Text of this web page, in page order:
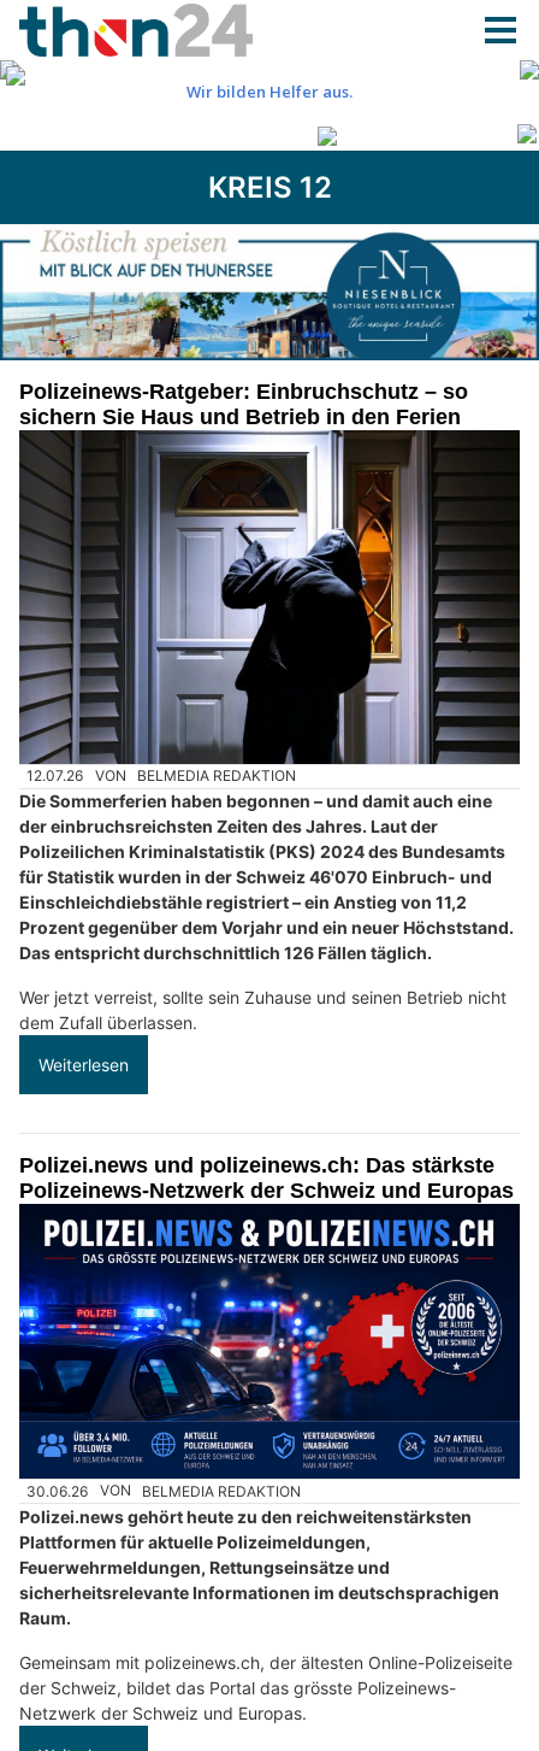
KREIS 12
Polizeinews-Ratgeber: Einbruchschutz – so
sichern Sie Haus und Betrieb in den Ferien
12.07.26 VON BELMEDIA REDAKTION
Die Sommerferien haben begonnen – und damit auch eine
der einbruchsreichsten Zeiten des Jahres. Laut der
Polizeilichen Kriminalstatistik (PKS) 2024 des Bundesamts
für Statistik wurden in der Schweiz 46'070 Einbruch- und
Einschleichdiebstähle registriert – ein Anstieg von 11,2
Prozent gegenüber dem Vorjahr und ein neuer Höchststand.
Das entspricht durchschnittlich 126 Fällen täglich.
Wer jetzt verreist, sollte sein Zuhause und seinen Betrieb nicht
dem Zufall überlassen.
Weiterlesen
Polizei.news und polizeinews.ch: Das stärkste
Polizeinews-Netzwerk der Schweiz und Europas
30.06.26 VON BELMEDIA REDAKTION
Polizei.news gehört heute zu den reichweitenstärksten
Plattformen für aktuelle Polizeimeldungen,
Feuerwehrmeldungen, Rettungseinsätze und
sicherheitsrelevante Informationen im deutschsprachigen
Raum.
Gemeinsam mit polizeinews.ch, der ältesten Online-Polizeiseite
der Schweiz, bildet das Portal das grösste Polizeinews-
Netzwerk der Schweiz und Europas.